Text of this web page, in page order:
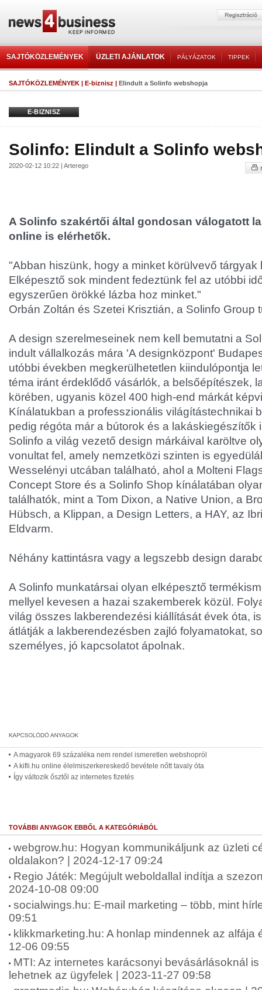
SAJTÓKÖZLEMÉNYEK ÜZLETI AJÁNLATOK PÁLYÁZATOK TIPPEK
SAJTÓKÖZLEMÉNYEK | E-biznisz | Elindult a Solinfo webshopja
E-BIZNISZ
Solinfo: Elindult a Solinfo
2020-02-12 10:22 | Arterego
A Solinfo szakértői által gondosan válogatott
online is elérhetők.
"Abban hiszünk, hogy a minket körülvevő tárgyak
Elképesztő sok mindent fedeztünk fel az utóbbi
egyszerűen örökké lázba hoz minket."
Orbán Zoltán és Szetei Krisztián, a Solinfo Group
A design szerelmeseinek nem kell bemutatni a
indult vállalkozás mára 'A designközpont'
utóbbi években megkerülhetetlen kiindulópontja
téma iránt érdeklődő vásárlók, a belsőépítészek,
körében, ugyanis közel 400 high-end márkát
Kínálatukban a professzionális világítástechnikai
pedig régóta már a bútorok és a lakáskiegészítők
Solinfo a világ vezető design márkáival karöltve
vonultat fel, amely nemzetközi szinten is
Wesselényi utcában található, ahol a Molteni
Concept Store és a Solinfo Shop kínálatában
találhatók, mint a Tom Dixon, a Native Union, a
Hübsch, a Klippan, a Design Letters, a HAY, az
Eldvarm.
Néhány kattintásra vagy a legszebb design
A Solinfo munkatársai olyan elképesztő
mellyel kevesen a hazai szakemberek közül.
világ összes lakberendezési kiállítását évek óta,
átlátják a lakberendezésben zajló folyamatokat,
személyes, jó kapcsolatot ápolnak.
A magyarok 69 százaléka nem rendel ismeretlen webshopról
A kifli.hu online élelmiszerkereskedő bevétele nőtt tavaly óta
Így változik ősztől az internetes fizetés
TOVÁBBI ANYAGOK EBBŐL A KATEGÓRIÁBÓL
webgrow.hu: Hogyan kommunikáljunk az üzleti
oldalakon? | 2024-12-17 09:24
Regio Játék: Megújult weboldallal indítja a
2024-10-08 09:00
socialwings.hu: E-mail marketing – több, mint
09:51
klikkmarketing.hu: A honlap mindennek az alfája
12-06 09:55
MTI: Az internetes karácsonyi bevásárlásoknál
lehetnek az ügyfelek | 2023-11-27 09:58